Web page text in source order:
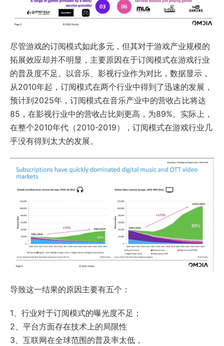
尽管游戏的订阅模式如此多元，但其对于游戏产业规模的
拓展效应却并不明显，主要原因在于订阅模式在游戏行业
的普及度不足。以音乐、影视行业作为对比，数据显示，
从2010年起，订阅模式在两个行业中得到了迅速的发展，
预计到2025年，订阅模式在音乐产业中的营收占比将达
85，在影视行业中的营收占比则更高，为89%。实际上，
在整个2010年代（2010-2019），订阅模式在游戏行业几
乎没有得到太大的发展。
导致这一结果的原因主要有五个：
1、行业对于订阅模式的曝光度不足；
2、平台方面存在技术上的局限性
3、互联网在全球范围的普及率太低，